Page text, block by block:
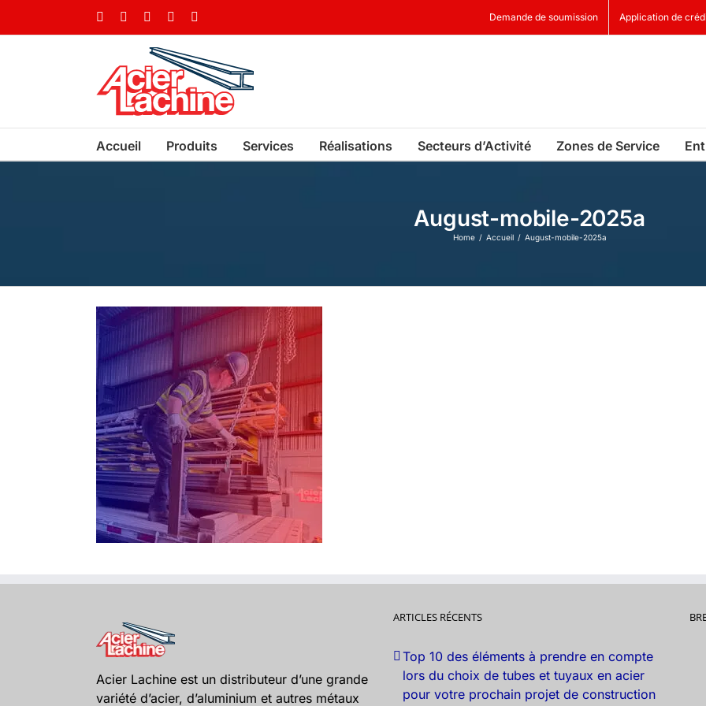
FacebookLinkedIn YouTube Demande de soumission Application de
Accueil Produits Services Réalisations Secteurs d’Activité Zones de Service
August-mobile-2025a
Home Accueil August-mobile-2025a
Acier Lachine est un distributeur d’une grande
variété d’acier, d’aluminium et autres métaux
ARTICLES RÉCENTS
Top 10 des éléments à prendre en compte
lors du choix de tubes et tuyaux en acier
pour votre prochain projet de construction